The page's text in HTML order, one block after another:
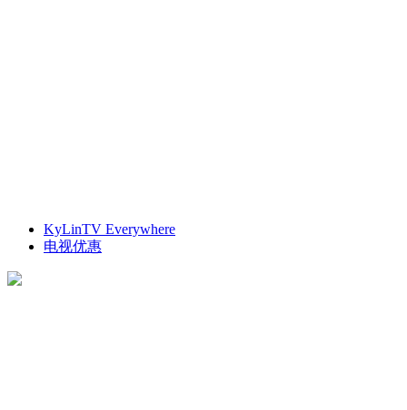
KyLinTV Everywhere
电视优惠